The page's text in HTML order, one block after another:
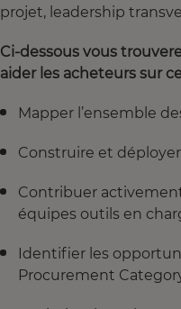
projet, leadership
Ci-dessous vous
aider les acheteurs sur
Mapper l’ensemble
Construire et
Contribuer
équipes outils en
Identifier les
Procurement